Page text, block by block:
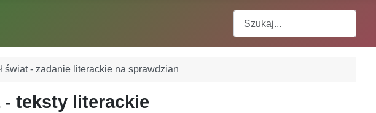
świat - zadanie literackie na sprawdzian
teksty literackie